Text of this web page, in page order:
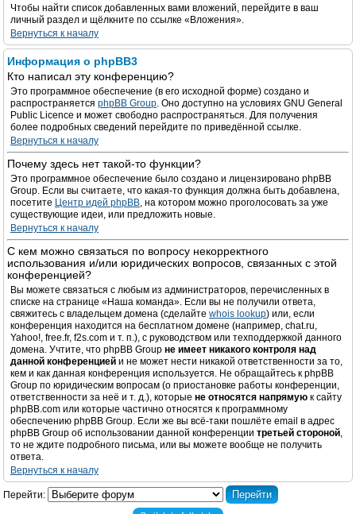
Чтобы найти список добавленных вами вложений, перейдите в ваш
личный раздел и щёлкните по ссылке «Вложения».
Вернуться к началу
Информация о phpBB3
Кто написал эту конференцию?
Это программное обеспечение (в его исходной форме) создано и
распространяется phpBB Group. Оно доступно на условиях GNU General
Public Licence и может свободно распространяться. Для получения
более подробных сведений перейдите по приведённой ссылке.
Вернуться к началу
Почему здесь нет такой-то функции?
Это программное обеспечение было создано и лицензировано phpBB
Group. Если вы считаете, что какая-то функция должна быть добавлена,
посетите Центр идей phpBB, на котором можно проголосовать за уже
существующие идеи, или предложить новые.
Вернуться к началу
С кем можно связаться по вопросу некорректного
использования и/или юридических вопросов, связанных с этой
конференцией?
Вы можете связаться с любым из администраторов, перечисленных в
списке на странице «Наша команда». Если вы не получили ответа,
свяжитесь с владельцем домена (сделайте whois lookup) или, если
конференция находится на бесплатном домене (например, chat.ru,
Yahoo!, free.fr, f2s.com и т. п.), с руководством или техподдержкой данного
домена. Учтите, что phpBB Group не имеет никакого контроля над
данной конференцией и не может нести никакой ответственности за то,
кем и как данная конференция используется. Не обращайтесь к phpBB
Group по юридическим вопросам (о приостановке работы конференции,
ответственности за неё и т. д.), которые не относятся напрямую к сайту
phpBB.com или которые частично относятся к программному
обеспечению phpBB Group. Если же вы всё-таки пошлёте email в адрес
phpBB Group об использовании данной конференции третьей стороной,
то не ждите подробного письма, или вы можете вообще не получить
ответа.
Вернуться к началу
Перейти: